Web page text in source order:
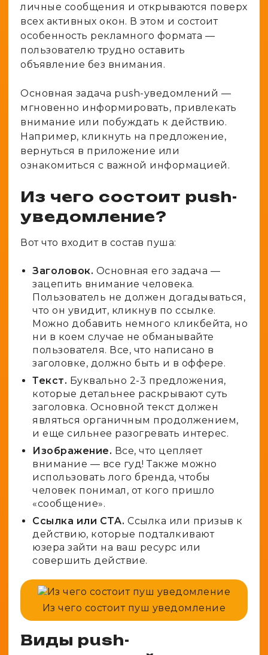
личные сообщения и открываются поверх
всех активных окон. В этом и состоит
особенность рекламного формата —
пользователю трудно оставить
объявление без внимания.
Основная задача push-уведомлений —
мгновенно информировать, привлекать
внимание или побуждать к действию.
Например, кликнуть на предложение,
вернуться в приложение или
ознакомиться с важной информацией.
Из чего состоит push-
уведомление?
Вот что входит в состав пуша:
Заголовок. Основная его задача —
зацепить внимание человека.
Пользователь не должен догадываться,
что он увидит, кликнув по ссылке.
Можно добавить немного кликбейта, но
ни в коем случае не обманывайте
пользователя. Все, что написано в
заголовке, должно быть и в оффере.
Текст. Буквально 2-3 предложения,
которые детальнее раскрывают суть
заголовка. Основной текст должен
являться органичным продолжением,
и еще сильнее разогревать интерес.
Изображение. Все, что цепляет
внимание — все гуд! Также можно
использовать лого бренда, чтобы
человек понимал, от кого пришло
«сообщение».
Ссылка или CTA. Ссылка или призыв к
действию, которые подталкивают
юзера зайти на ваш ресурс или
совершить действие.
Из чего состоит пуш уведомление
Виды push-